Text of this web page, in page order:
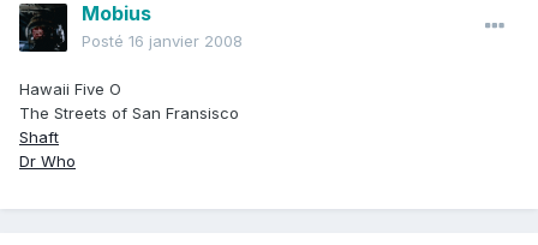
Mobius
Posté 16 janvier 2008
Hawaii Five O
The Streets of San Fransisco
Shaft
Dr Who